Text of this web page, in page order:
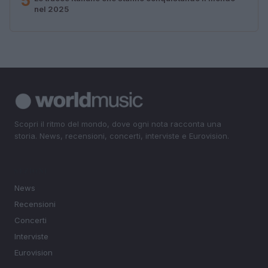
nel 2025
Scopri il ritmo del mondo, dove ogni nota racconta una
storia. News, recensioni, concerti, interviste e Eurovision.
News
Recensioni
Concerti
Interviste
Eurovision